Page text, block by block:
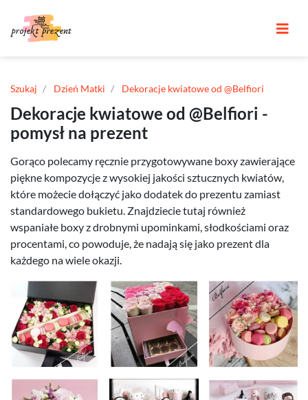
Szukaj Dzień Matki Dekoracje kwiatowe od @Belfiori
Dekoracje kwiatowe od @Belfiori -
pomysł na prezent
Gorąco polecamy ręcznie przygotowywane boxy zawierające
piękne kompozycje z wysokiej jakości sztucznych kwiatów,
które możecie dołączyć jako dodatek do prezentu zamiast
standardowego bukietu. Znajdziecie tutaj również
wspaniałe boxy z drobnymi upominkami, słodkościami oraz
procentami, co powoduje, że nadają się jako prezent dla
każdego na wiele okazji.